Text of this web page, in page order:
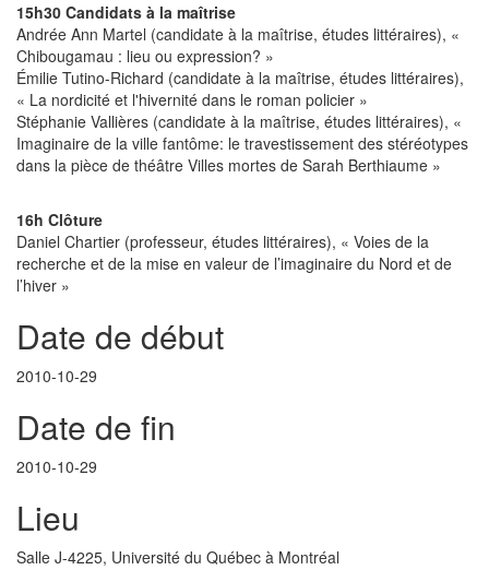
15h30 Candidats à la maîtrise
Andrée Ann Martel (candidate à la maîtrise, études littéraires), «
Chibougamau : lieu ou expression? »
Émilie Tutino-Richard (candidate à la maîtrise, études littéraires),
« La nordicité et l'hivernité dans le roman policier »
Stéphanie Vallières (candidate à la maîtrise, études littéraires), «
Imaginaire de la ville fantôme: le travestissement des stéréotypes
dans la pièce de théâtre Villes mortes de Sarah Berthiaume »
16h Clôture
Daniel Chartier (professeur, études littéraires), « Voies de la
recherche et de la mise en valeur de l’imaginaire du Nord et de
l’hiver »
Date de début
2010-10-29
Date de fin
2010-10-29
Lieu
Salle J-4225, Université du Québec à Montréal